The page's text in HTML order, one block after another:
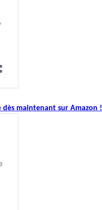
maintenant sur Amazon !